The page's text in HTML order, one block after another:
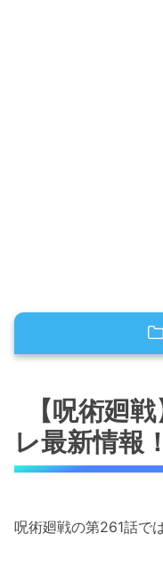
悟が復活！？
【呪術廻戦】
憂太が「怪物」
総監部を皆殺し
【呪術廻
レ最新情報
呪術廻戦の第261話で